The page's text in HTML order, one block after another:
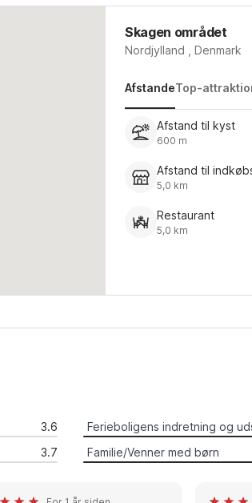
Skagen området
Nordjylland , Denmark
AfstandeTop-
Afstand til kyst
600 m
Afstand til
5,0 km
Restaurant
5,0 km
3.6 Ferieboligens indretning og
3.7 Familie/Venner med børn